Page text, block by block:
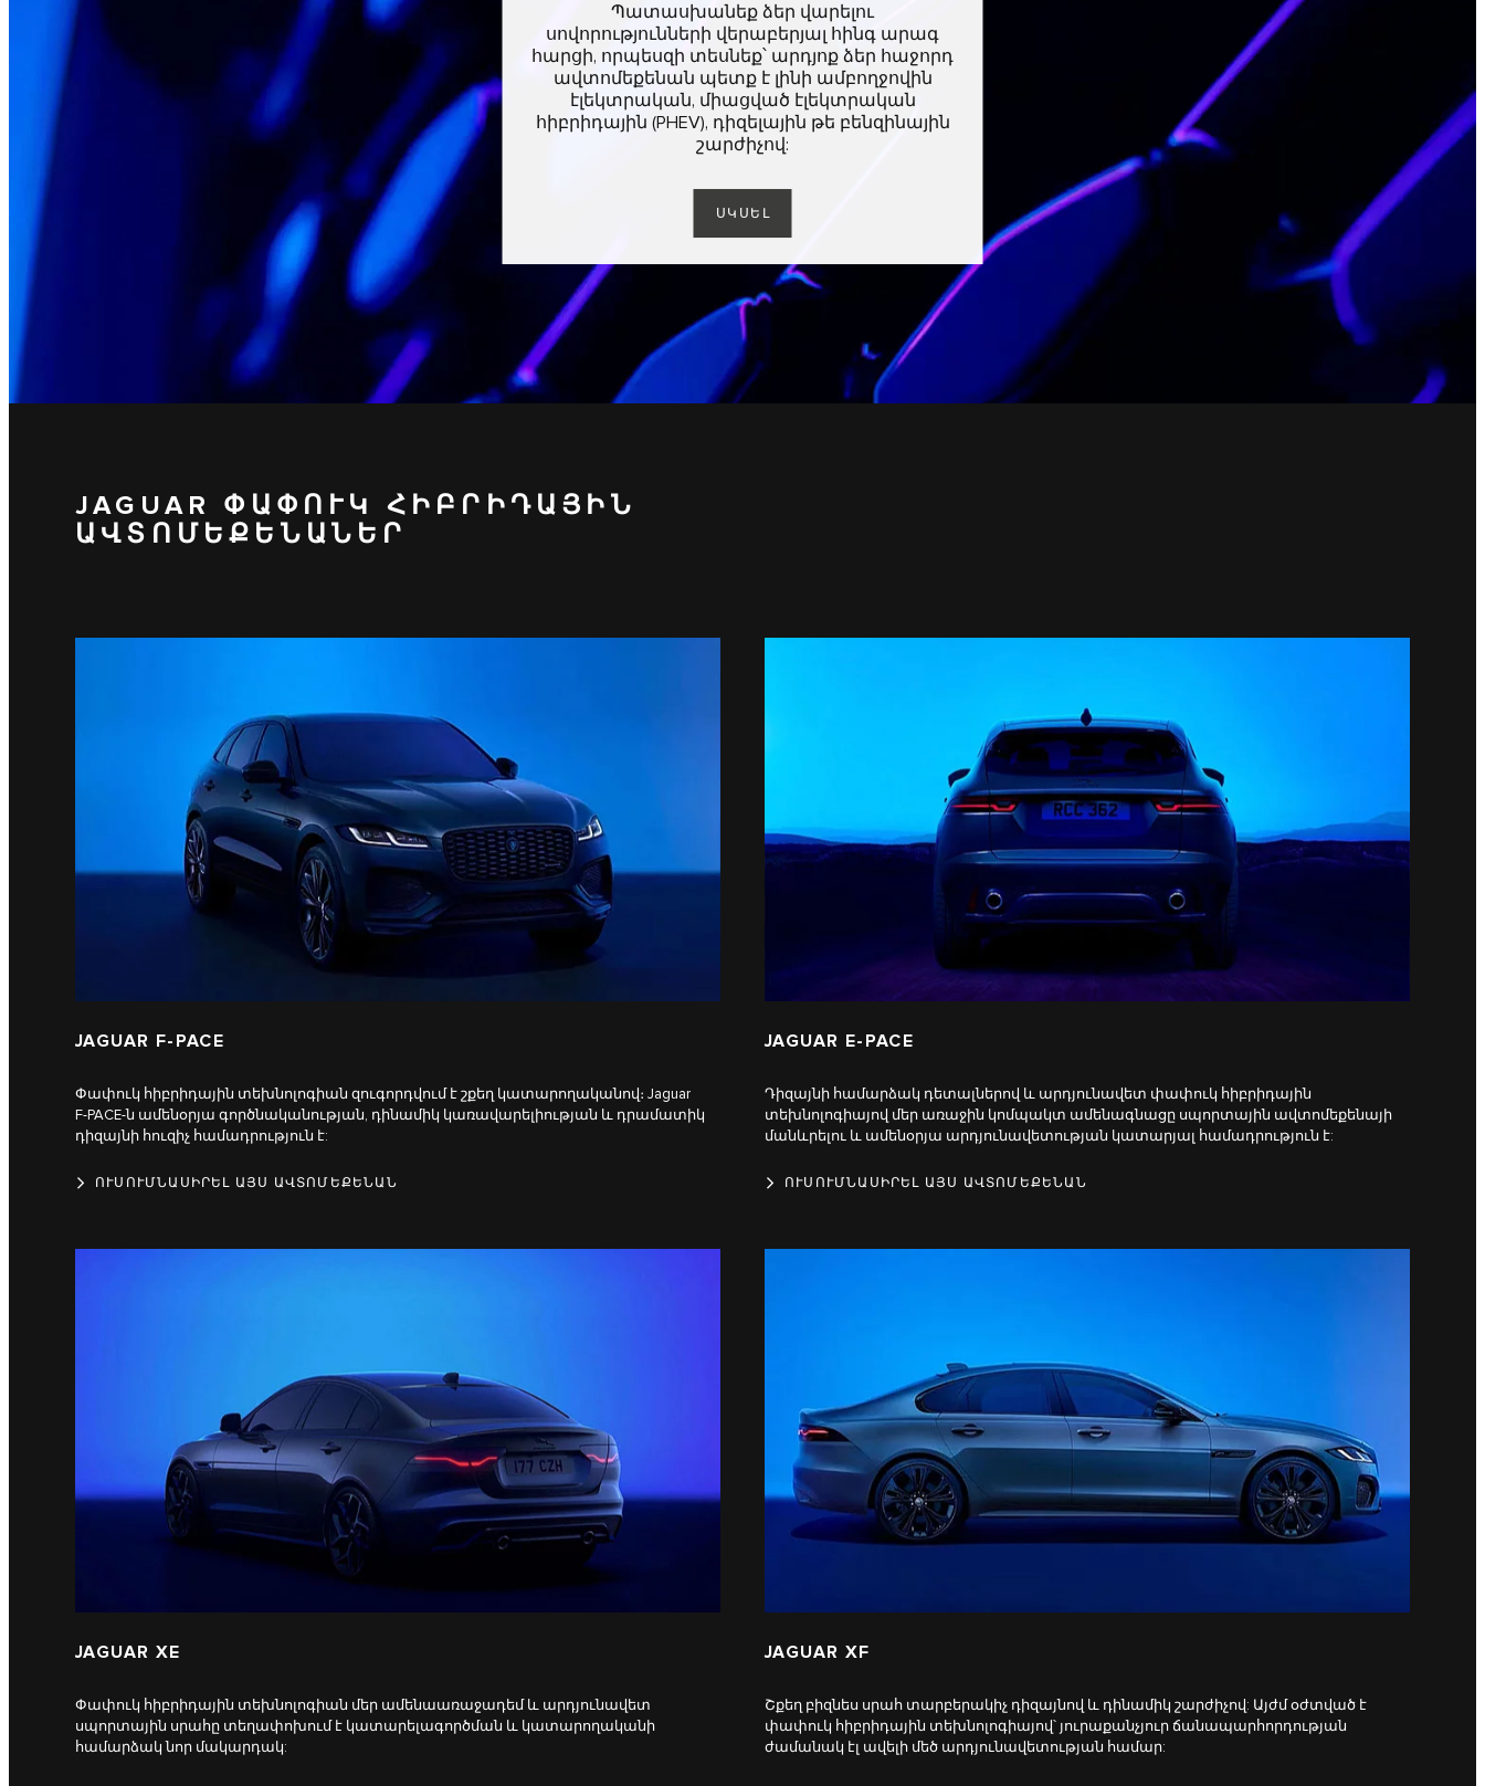
Պատասխանեք ձեր վարելու
սովորությունների վերաբերյալ հինգ արագ
հարցի, որպեսզի տեսնեք՝ արդյոք ձեր հաջորդ
ավտոմեքենան պետք է լինի ամբողջովին
էլեկտրական, միացված էլեկտրական
հիբրիդային (PHEV), դիզելային թե բենզինային
շարժիչով:
ՍԿՍԵԼ
JAGUAR ՓԱՓՈՒԿ ՀԻԲՐԻԴԱՅԻՆ
ԱՎՏՈՄԵՔԵՆԱՆԵՐ
JAGUAR F-PACE
Փափուկ հիբրիդային տեխնոլոգիան զուգորդվում է շքեղ կատարողականով։ Jaguar
F‑PACE-ն ամենօրյա գործնականության, դինամիկ կառավարելիության և դրամատիկ
դիզայնի հուզիչ համադրություն է:
ՈՒՍՈՒՄՆԱՍԻՐԵԼ ԱՅՍ ԱՎՏՈՄԵՔԵՆԱՆ
JAGUAR E-PACE
Դիզայնի համարձակ դետալներով և արդյունավետ փափուկ հիբրիդային
տեխնոլոգիայով մեր առաջին կոմպակտ ամենագնացը սպորտային ավտոմեքենայի
մանևրելու և ամենօրյա արդյունավետության կատարյալ համադրություն է:
ՈՒՍՈՒՄՆԱՍԻՐԵԼ ԱՅՍ ԱՎՏՈՄԵՔԵՆԱՆ
JAGUAR XE
Փափուկ հիբրիդային տեխնոլոգիան մեր ամենաառաջադեմ և արդյունավետ
սպորտային սրահը տեղափոխում է կատարելագործման և կատարողականի
համարձակ նոր մակարդակ:
JAGUAR XF
Շքեղ բիզնես սրահ տարբերակիչ դիզայնով և դինամիկ շարժիչով: Այժմ օժտված է
փափուկ հիբրիդային տեխնոլոգիայով՝ յուրաքանչյուր ճանապարհորդության
ժամանակ էլ ավելի մեծ արդյունավետության համար: